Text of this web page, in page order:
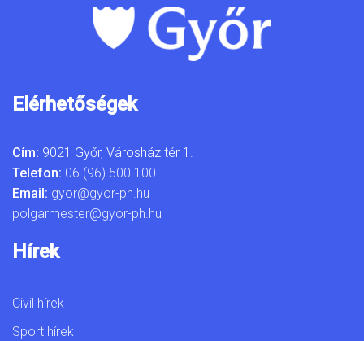
Elérhetőségek
Cím: 9021 Győr, Városház tér 1.
Telefon: 06 (96) 500 100
Email: gyor@gyor-ph.hu
polgarmester@gyor-ph.hu
Hírek
Civil hírek
Sport hírek